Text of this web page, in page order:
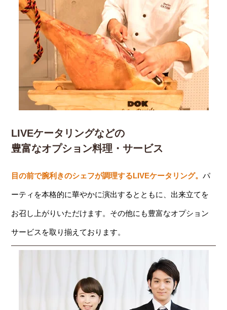
LIVEケータリングなどの
豊富なオプション料理・サービス
目の前で腕利きのシェフが調理するLIVEケータリング。パ
ーティを本格的に華やかに演出するとともに、出来立てを
お召し上がりいただけます。その他にも豊富なオプション
サービスを取り揃えております。